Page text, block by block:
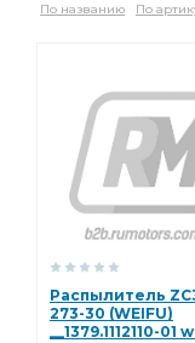
По названию По
Распылитель
273-30 (WEIFU)
__1379.1112110-01